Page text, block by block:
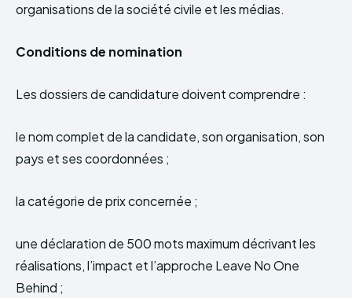
organisations de la société civile et les médias.
Conditions de nomination
Les dossiers de candidature doivent comprendre :
le nom complet de la candidate, son organisation, son
pays et ses coordonnées ;
la catégorie de prix concernée ;
une déclaration de 500 mots maximum décrivant les
réalisations, l’impact et l’approche Leave No One
Behind ;